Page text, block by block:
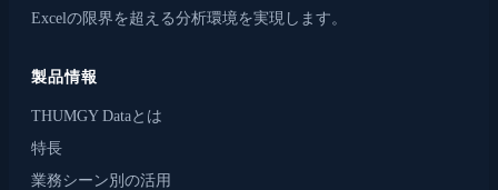
Excelの限界を超える分析環境を実現します。
製品情報
THUMGY Dataとは
特長
業務シーン別の活用